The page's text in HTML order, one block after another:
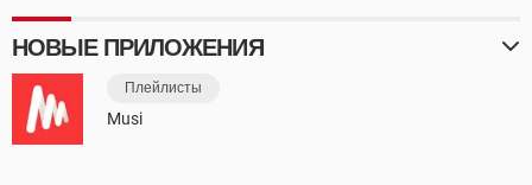
НОВЫЕ ПРИЛОЖЕНИЯ
Плейлисты
Musi